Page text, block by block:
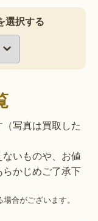
選択する
写真は買取した
いものや、お値
かじめご了承下
合がございます。